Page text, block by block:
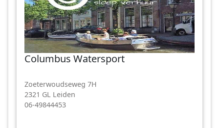
Columbus Watersport
Zoeterwoudseweg 7H
2321 GL Leiden
06-49844453